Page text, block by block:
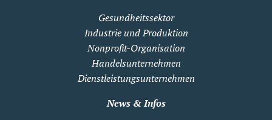
Gesundheitssektor
Industrie und Produktion
Nonprofit-Organisation
Handelsunternehmen
Dienstleistungsunternehmen
News & Infos